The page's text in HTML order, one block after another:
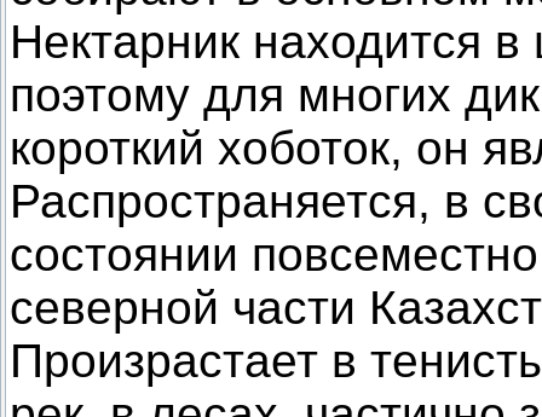
Нектарник находится
поэтому для многих
короткий хоботок, он
Распространяется, в
состоянии
северной части
Произрастает в